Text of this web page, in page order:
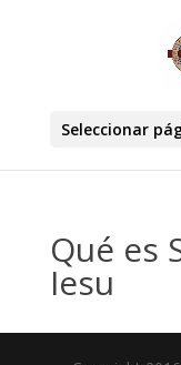
Seleccionar
Qué es
Iesu